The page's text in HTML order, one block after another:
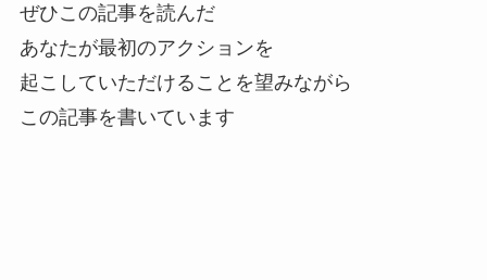
ぜひこの記事を読んだ
あなたが最初のアクションを
起こしていただけることを望みながら
この記事を書いています